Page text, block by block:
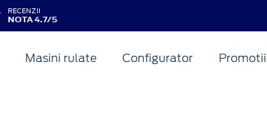
RECENZII
NOTA 4.7/5
Masini rulate Configurator Promotii